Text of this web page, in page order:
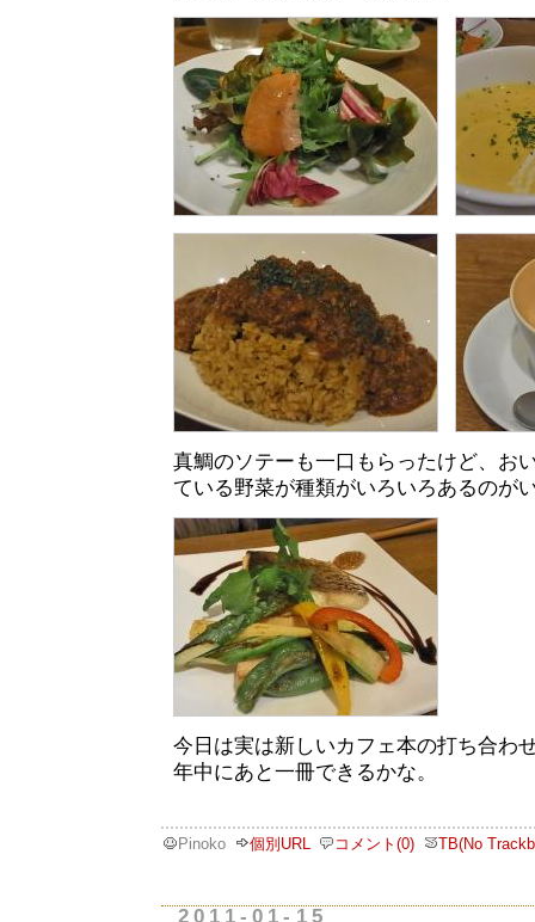
真鯛のソテーも一口もらったけど、お
ている野菜が種類がいろいろあるのが
今日は実は新しいカフェ本の打ち合わ
年中にあと一冊できるかな。
Pinoko 個別URL コメント(0) TB(No
2011-01-15